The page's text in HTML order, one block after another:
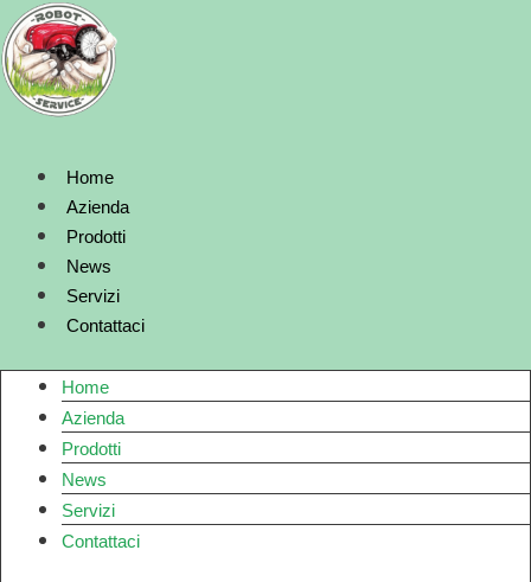
Vai
al
contenuto
Home
Azienda
Prodotti
News
Servizi
Contattaci
Home
Azienda
Prodotti
News
Servizi
Contattaci